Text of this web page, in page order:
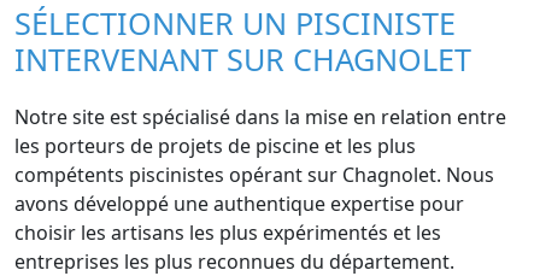
SÉLECTIONNER UN PISCINISTE
INTERVENANT SUR CHAGNOLET
Notre site est spécialisé dans la mise en relation entre
les porteurs de projets de piscine et les plus
compétents piscinistes opérant sur Chagnolet. Nous
avons développé une authentique expertise pour
choisir les artisans les plus expérimentés et les
entreprises les plus reconnues du département.